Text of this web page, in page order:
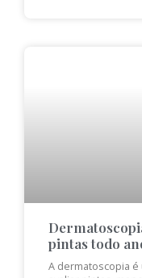
pintas todo
A dermatoscopia